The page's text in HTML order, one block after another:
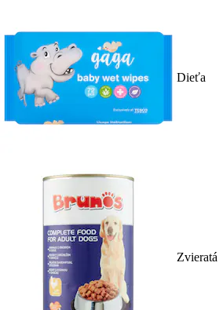
Dieťa
Zvieratá